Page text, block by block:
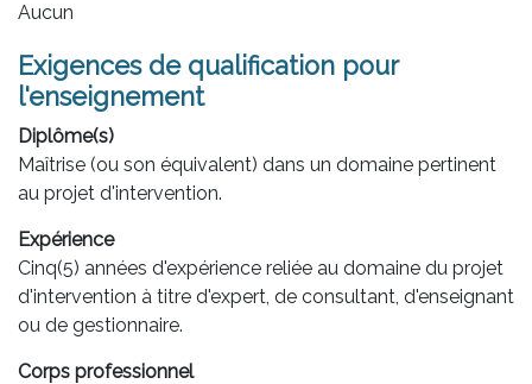
Aucun
Exigences de qualification pour
l'enseignement
Diplôme(s)
Maîtrise (ou son équivalent) dans un domaine pertinent
au projet d'intervention.
Expérience
Cinq(5) années d'expérience reliée au domaine du projet
d'intervention à titre d'expert, de consultant, d'enseignant
ou de gestionnaire.
Corps professionnel